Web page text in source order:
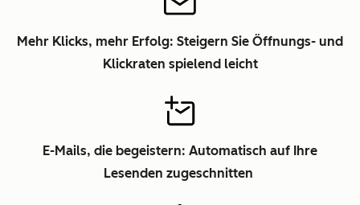
Mehr Klicks, mehr Erfolg: Steigern Sie Öffnungs- und
Klickraten spielend leicht
E-Mails, die begeistern: Automatisch auf Ihre
Lesenden zugeschnitten